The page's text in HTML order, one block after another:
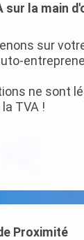
sur la main
sur
ne sont
TVA !
Proximité